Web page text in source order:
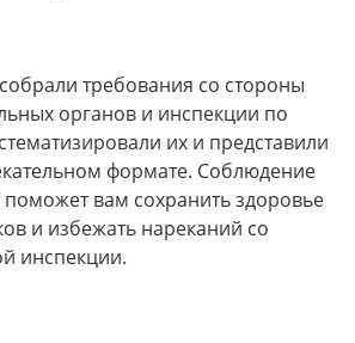
требования со стороны
органов и инспекции по
их и представили
формате. Соблюдение
поможет вам сохранить здоровье
и избежать нареканий со
инспекции.